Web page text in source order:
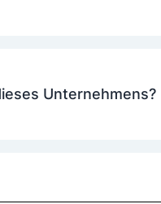
Unternehmens?